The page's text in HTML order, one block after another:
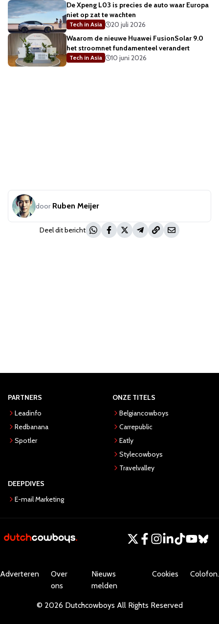
De Xpeng L03 is precies de auto waar Europa
niet op zat te wachten
Tech in Asia
20 juli 2026
Waarom de nieuwe Huawei FusionSolar 9.0
het stroomnet fundamenteel verandert
Tech in Asia 10 juni 2026
door Ruben Meijer
Deel dit bericht
PARTNERS
Leadinfo
Redbanana
Spotler
ONZE TITELS
Belgiancowboys
Carrepublic
Eatly
Stylecowboys
Travelvalley
DEEPDIVES
E-mail Marketing
Adverteren
Over
ons
Nieuws
melden
Cookies Colofon.
© 2026 Dutchcowboys All Rights Reserved